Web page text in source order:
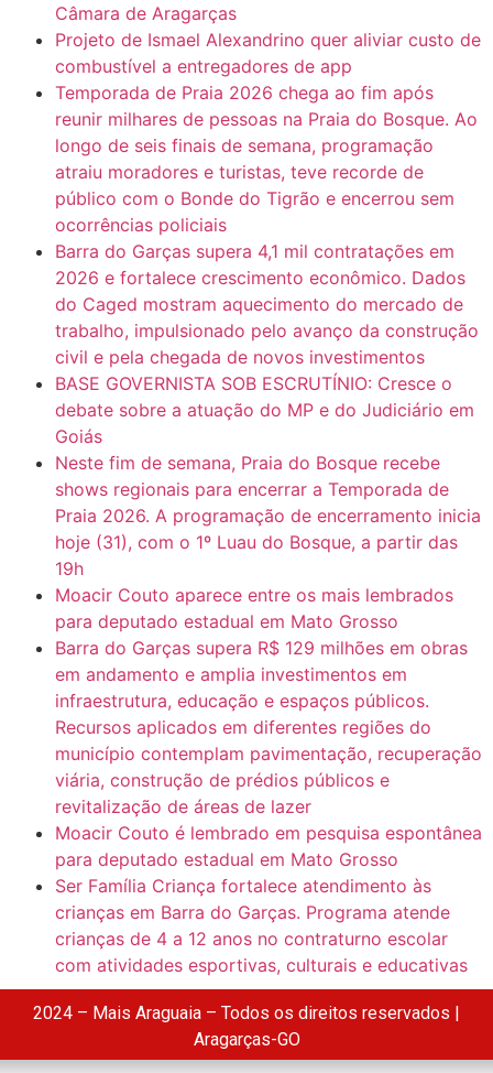
Câmara de Aragarças
Projeto de Ismael Alexandrino quer aliviar custo de
combustível a entregadores de app
Temporada de Praia 2026 chega ao fim após
reunir milhares de pessoas na Praia do Bosque. Ao
longo de seis finais de semana, programação
atraiu moradores e turistas, teve recorde de
público com o Bonde do Tigrão e encerrou sem
ocorrências policiais
Barra do Garças supera 4,1 mil contratações em
2026 e fortalece crescimento econômico. Dados
do Caged mostram aquecimento do mercado de
trabalho, impulsionado pelo avanço da construção
civil e pela chegada de novos investimentos
BASE GOVERNISTA SOB ESCRUTÍNIO: Cresce o
debate sobre a atuação do MP e do Judiciário em
Goiás
Neste fim de semana, Praia do Bosque recebe
shows regionais para encerrar a Temporada de
Praia 2026. A programação de encerramento inicia
hoje (31), com o 1º Luau do Bosque, a partir das
19h
Moacir Couto aparece entre os mais lembrados
para deputado estadual em Mato Grosso
Barra do Garças supera R$ 129 milhões em obras
em andamento e amplia investimentos em
infraestrutura, educação e espaços públicos.
Recursos aplicados em diferentes regiões do
município contemplam pavimentação, recuperação
viária, construção de prédios públicos e
revitalização de áreas de lazer
Moacir Couto é lembrado em pesquisa espontânea
para deputado estadual em Mato Grosso
Ser Família Criança fortalece atendimento às
crianças em Barra do Garças. Programa atende
crianças de 4 a 12 anos no contraturno escolar
com atividades esportivas, culturais e educativas
2024 – Mais Araguaia – Todos os direitos reservados |
Aragarças-GO